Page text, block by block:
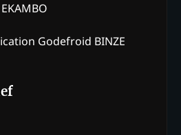
Godefroid BINZE